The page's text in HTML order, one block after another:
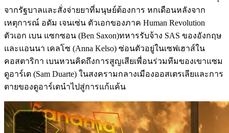
จากรัฐบาลและสั่งจ่ายยาที่มนุษย์ต้องการ หกเดือนหลังจาก
เหตุการณ์ อดัม เจนเซ่น ตัวเอกของภาค Human Revolution
ตัวเอก เบน แซกซอน (Ben Saxon)ทหารรับจ้าง SAS ของอังกฤษ
และแอนนา เคลโซ (Anna Kelso) ซ่อนตัวอยู่ในเซฟเฮาส์ใน
คอสตาริกา เบนหวนคิดถึงการสูญเสียเพื่อนร่วมทีมของเขาแซม
ดูอาร์เต (Sam Duarte) ในสงครามกลางเมืองออสเตรเลียและการ
ตายของดูอาร์เตนำไปสู่การแก้แค้น